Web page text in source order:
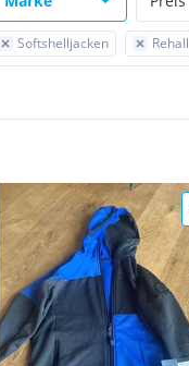
Softshelljacken Rehall